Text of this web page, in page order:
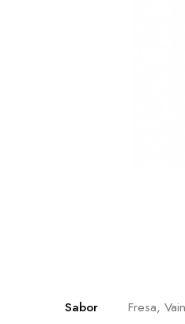
Sabor
Fresa,